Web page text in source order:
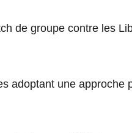
de groupe contre les
adoptant une approche